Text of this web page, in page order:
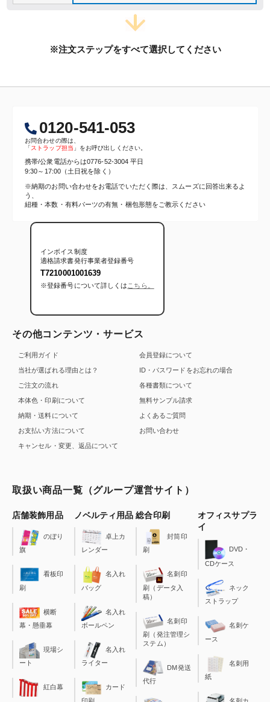
※注文ステップをすべて選択してください
0120-541-053
お問合わせの際は、
「ストラップ担当 」をお呼び出しください。
携帯/公衆電話からは0776-52-3004 平日
9:30～17:00（土日祝を除く）
※納期のお問い合わせをお電話でいただく際は、スムーズに回答出来るよ
う、
紐種・本数・有料パーツの有無・梱包形態をご教示ください
インボイス制度
適格請求書発行事業者登録番号
T7210001001639
※登録番号について詳しくは こちら。
その他コンテンツ・サービス
ご利用ガイド
当社が選ばれる理由とは？
ご注文の流れ
本体色・印刷について
納期・送料について
お支払い方法について
キャンセル・変更、返品について
会員登録について
ID・パスワードをお忘れの場合
各種書類について
無料サンプル請求
よくあるご質問
お問い合わせ
取扱い商品一覧（グループ運営サイト）
店舗装飾用品
のぼり
旗
看板印
刷
横断
幕・懸垂幕
現場シ
ート
紅白幕
ノベルティ用品
卓上カ
レンダー
名入れ
バッグ
名入れ
ボールペン
名入れ
ライター
カード
総合印刷
封筒印
刷
名刺印
刷（データ入
稿）
名刺印
刷（発注管理シ
ステム）
DM発送
代行
オフィスサプラ
イ
DVD・
CDケース
ネック
ストラップ
名刺ケ
ース
名刺用
紙